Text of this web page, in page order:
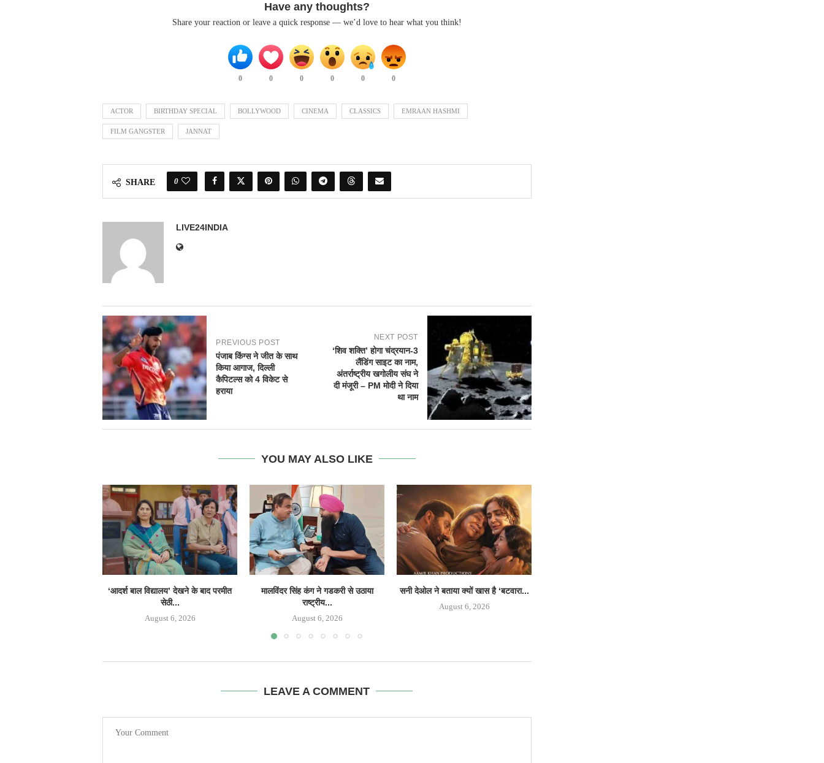
Have any thoughts?
Share your reaction or leave a quick response — we’d love to hear what you think!
0 0 0 0 0 0
ACTOR BIRTHDAY SPECIAL BOLLYWOOD CINEMA CLASSICS EMRAAN HASHMI
FILM GANGSTER JANNAT
SHARE 0
LIVE24INDIA
PREVIOUS POST
पंजाब किंग्स ने जीत के साथ
किया आगाज, दिल्ली
कैपिटल्स को 4 विकेट से
हराया
NEXT POST
‘शिव शक्ति’ होगा चंद्रयान-3
लैंडिंग साइट का नाम,
अंतर्राष्ट्रीय खगोलीय संघ ने
दी मंजूरी – PM मोदी ने दिया
था नाम
YOU MAY ALSO LIKE
‘आदर्श बाल विद्यालय’ देखने के बाद परमीत
सेठी...
August 6, 2026
मालविंदर सिंह कंग ने गडकरी से उठाया
राष्ट्रीय...
August 6, 2026
सनी देओल ने बताया क्यों खास है ‘बटवारा...
August 6, 2026
LEAVE A COMMENT